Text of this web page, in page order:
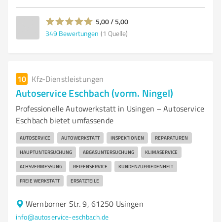
5,00 / 5,00
349 Bewertungen (1 Quelle)
10 Kfz-Dienstleistungen
Autoservice Eschbach (vorm. Ningel)
Professionelle Autowerkstatt in Usingen – Autoservice
Eschbach bietet umfassende
AUTOSERVICE AUTOWERKSTATT INSPEKTIONEN REPARATUREN
HAUPTUNTERSUCHUNG ABGASUNTERSUCHUNG KLIMASERVICE
ACHSVERMESSUNG REIFENSERVICE KUNDENZUFRIEDENHEIT
FREIE WERKSTATT ERSATZTEILE
Wernborner Str. 9, 61250 Usingen
info@autoservice-eschbach.de